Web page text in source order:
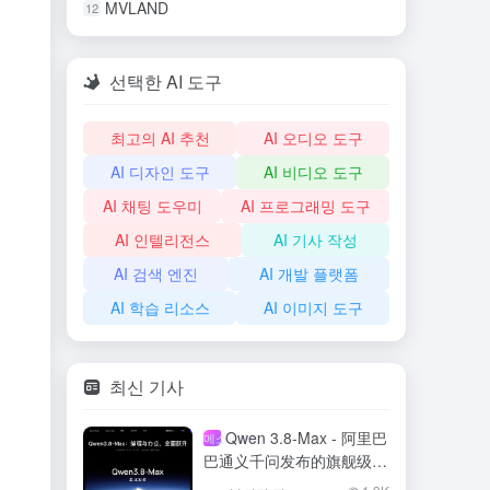
12 MVLAND
선택한 AI 도구
최고의 AI 추천
AI 오디오 도구
AI 디자인 도구
AI 비디오 도구
AI 채팅 도우미
AI 프로그래밍 도구
AI 인텔리전스
AI 기사 작성
AI 검색 엔진
AI 개발 플랫폼
AI 학습 리소스
AI 이미지 도구
최신 기사
메소-(화학)
Qwen 3.8-Max - 阿里巴
巴通义千问发布的旗舰级大
模型